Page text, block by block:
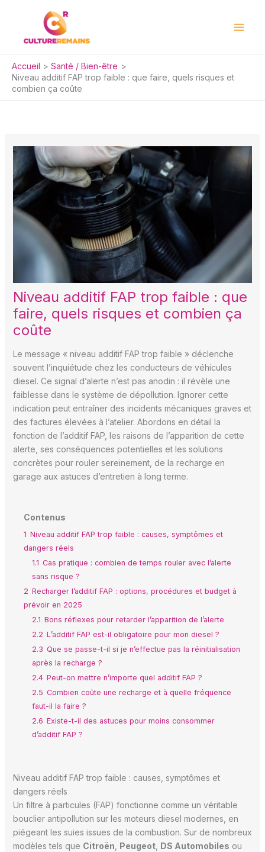
Accueil
Santé / Bien-être
Niveau additif FAP trop faible : que faire, quels risques et
combien ça coûte
Niveau additif FAP trop faible : que
faire, quels risques et combien ça
coûte
Le message « niveau additif FAP trop faible » déclenche
souvent l’inquiétude chez les conducteurs de véhicules
diesel. Ce signal d’alerte n’est pas anodin : il révèle une
faiblesse dans le système de dépollution. Ignorer cette
indication peut entraîner des incidents mécaniques graves et
des factures élevées à l’atelier. Abordons en détail la
fonction de l’additif FAP, les raisons de l’apparition de cette
alerte, ses conséquences potentielles et les solutions
concrètes pour rouler sereinement, de la recharge en
garage aux astuces d’entretien à long terme.
Contenus
1 Niveau additif FAP trop faible : causes, symptômes et
dangers réels
1.1 Cas pratique : combien de temps rouler avec l’alerte
sans risque ?
2 Recharger l’additif FAP : options, procédures et budget à
prévoir en 2025
2.1 Bons réflexes pour retarder l’apparition de l’alerte
2.2 L’additif FAP est-il obligatoire pour mon diesel ?
2.3 Que se passe-t-il si je n’effectue pas la réinitialisation
après la recharge ?
2.4 Peut-on mettre n’importe quel additif FAP ?
2.5 Combien coûte une recharge et à quelle fréquence
faut-il la faire ?
2.6 Existe-t-il des astuces pour moins consommer
d’additif FAP ?
Niveau additif FAP trop faible : causes, symptômes et
dangers réels
Un filtre à particules (FAP) fonctionne comme un véritable
bouclier antipollution sur les moteurs diesel modernes, en
piégeant les suies issues de la combustion. Sur de nombreux
modèles tels que Citroën Peugeot, DS Automobiles ou